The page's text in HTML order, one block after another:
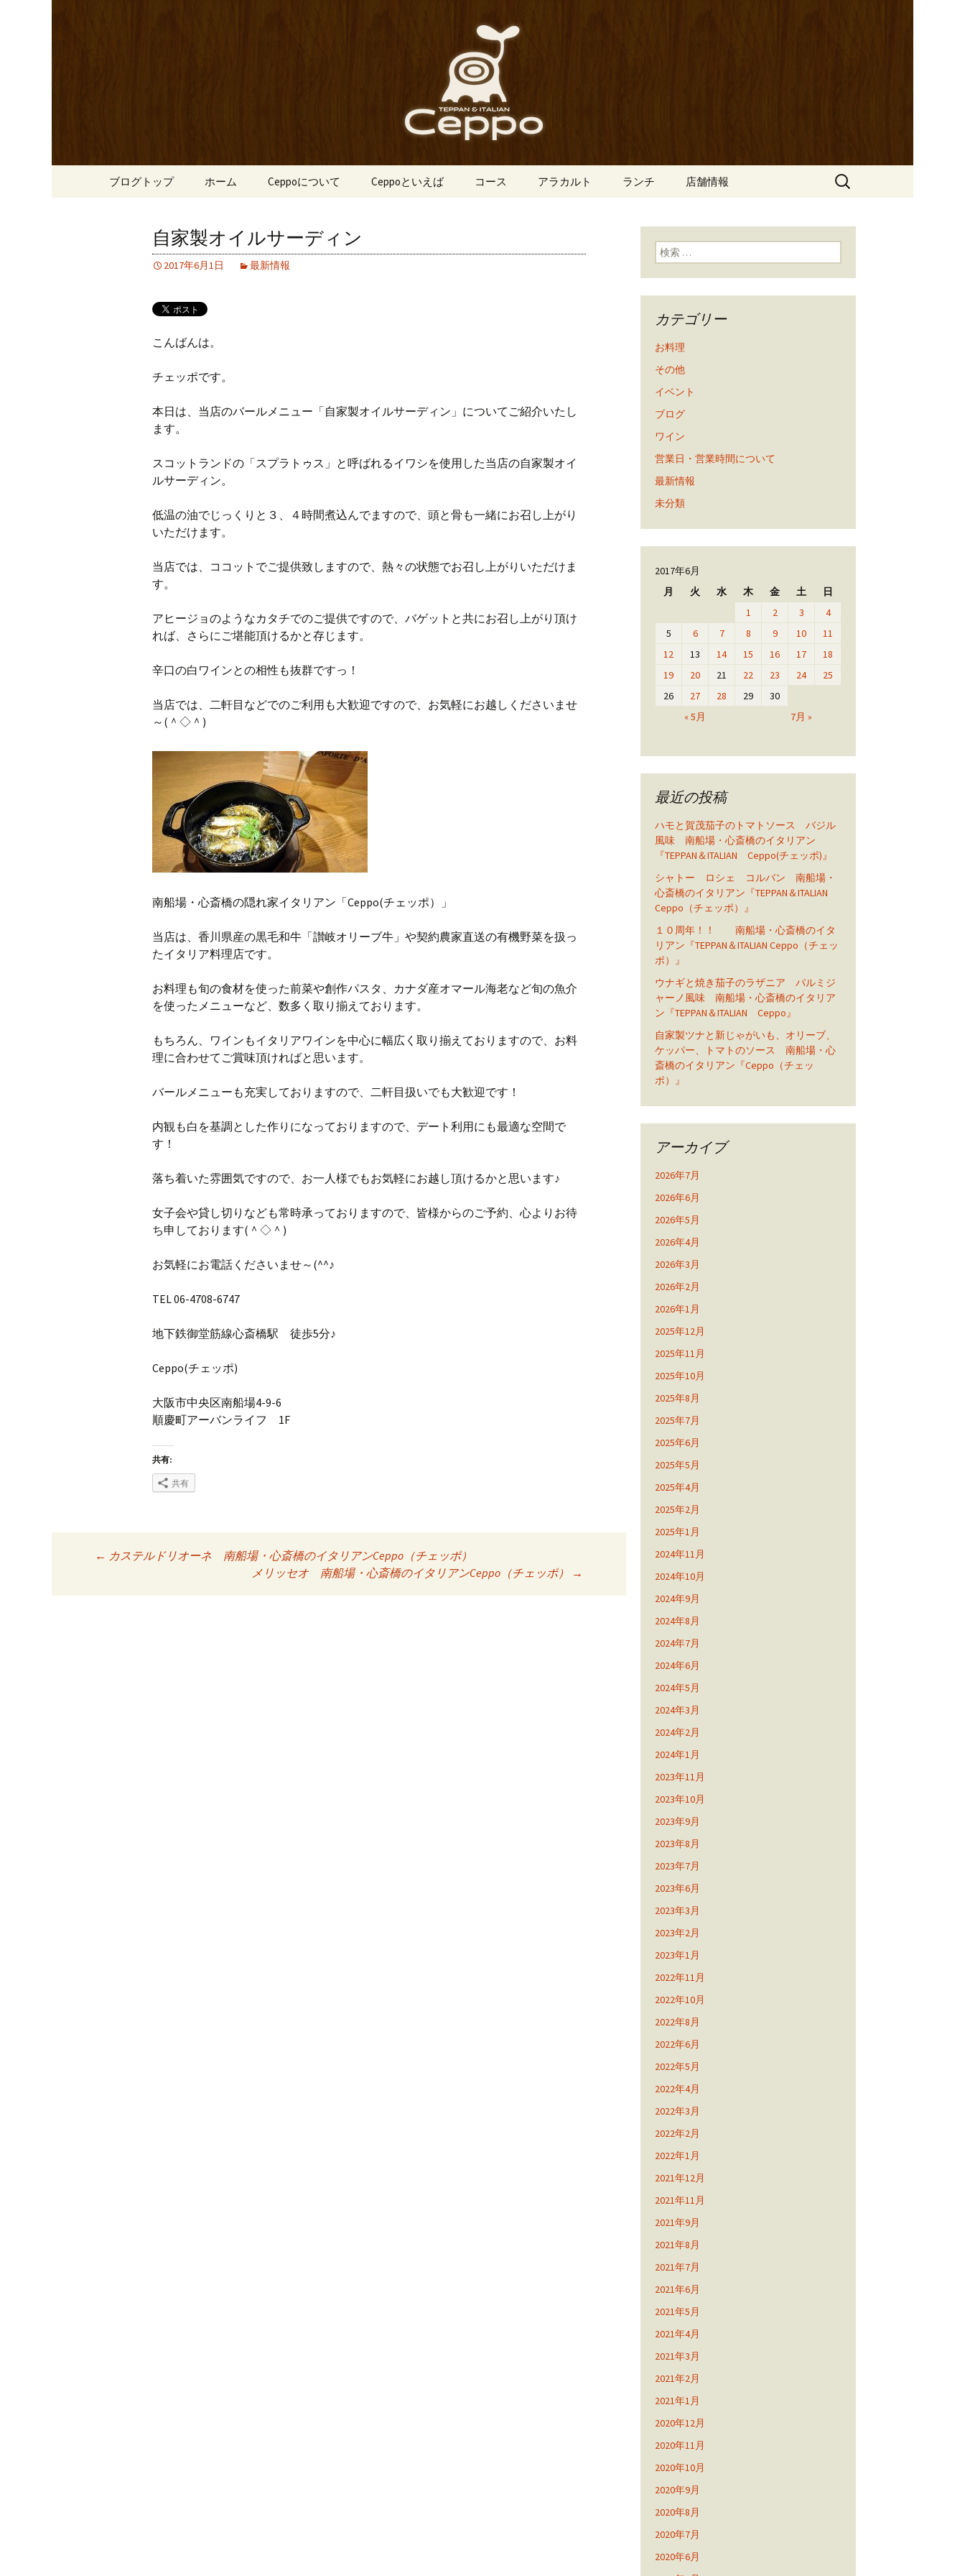
南船場・心斎橋のイタリアン
「Ceppo（チェッポ）」の公式ブログ
リーブ牛のステーキのほか、バルメニューも豊富にご用意。デートにも一人飲みのお客様にもぴった
コンテンツへ移動
ブログトップ ホーム Ceppoについて Ceppoといえば コース アラカルト ランチ 店舗情報
検
自家製オイルサーディン
2017年6月1日 最新情報
こんばんは。
チェッポです。
本日は、当店のバールメニュー「自家製オイルサーディン」についてご紹介いたし
ます。
スコットランドの「スプラトゥス」と呼ばれるイワシを使用した当店の自家製オイ
ルサーディン。
低温の油でじっくりと３、４時間煮込んでますので、頭と骨も一緒にお召し上がり
いただけます。
当店では、ココットでご提供致しますので、熱々の状態でお召し上がりいただけま
す。
アヒージョのようなカタチでのご提供ですので、バゲットと共にお召し上がり頂け
れば、さらにご堪能頂けるかと存じます。
辛口の白ワインとの相性も抜群ですっ！
当店では、二軒目などでのご利用も大歓迎ですので、お気軽にお越しくださいませ
～(＾◇＾)
南船場・心斎橋の隠れ家イタリアン「Ceppo(チェッポ）」
当店は、香川県産の黒毛和牛「讃岐オリーブ牛」や契約農家直送の有機野菜を扱っ
たイタリア料理店です。
お料理も旬の食材を使った前菜や創作パスタ、カナダ産オマール海老など旬の魚介
を使ったメニューなど、数多く取り揃えております。
もちろん、ワインもイタリアワインを中心に幅広く取り揃えておりますので、お料
理に合わせてご賞味頂ければと思います。
バールメニューも充実しておりますので、二軒目扱いでも大歓迎です！
内観も白を基調とした作りになっておりますので、デート利用にも最適な空間で
す！
落ち着いた雰囲気ですので、お一人様でもお気軽にお越し頂けるかと思います♪
女子会や貸し切りなども常時承っておりますので、皆様からのご予約、心よりお待
ち申しております(＾◇＾)
お気軽にお電話くださいませ～(^^♪
TEL 06-4708-6747
地下鉄御堂筋線心斎橋駅 徒歩5分♪
Ceppo(チェッポ)
大阪市中央区南船場4-9-6
順慶町アーバンライフ 1F
共有:
共有
投稿ナビゲーション
← カステルドリオーネ 南船場・心斎橋のイタリアンCeppo（チェッポ）
メリッセオ 南船場・心斎橋のイタリアンCeppo（チェッポ）
→
検索:
カテゴリー
お料理
その他
イベント
ブログ
ワイン
営業日・営業時間について
最新情報
未分類
2017年6月
月
火 水 木 金 土 日
« 5月 7月 »
1 2 3
4
5
6 7 8 9 10
11
12
13 14 15 16 17
18
19
20 21 22 23 24
25
26
27 28 29 30
最近の投稿
ハモと賀茂茄子のトマトソース バジル
風味 南船場・心斎橋のイタリアン
『TEPPAN＆ITALIAN Ceppo(チェッポ)』
シャトー ロシェ コルバン 南船場・
心斎橋のイタリアン『TEPPAN＆ITALIAN
Ceppo（チェッポ）』
１０周年！！ 南船場・心斎橋のイタ
リアン『TEPPAN＆ITALIAN Ceppo（チェッ
ポ）』
ウナギと焼き茄子のラザニア パルミジ
ャーノ風味 南船場・心斎橋のイタリア
ン『TEPPAN＆ITALIAN Ceppo』
自家製ツナと新じゃがいも、オリーブ、
ケッパー、トマトのソース 南船場・心
斎橋のイタリアン『Ceppo（チェッ
ポ）』
アーカイブ
2026年7月
2026年6月
2026年5月
2026年4月
2026年3月
2026年2月
2026年1月
2025年12月
2025年11月
2025年10月
2025年8月
2025年7月
2025年6月
2025年5月
2025年4月
2025年2月
2025年1月
2024年11月
2024年10月
2024年9月
2024年8月
2024年7月
2024年6月
2024年5月
2024年3月
2024年2月
2024年1月
2023年11月
2023年10月
2023年9月
2023年8月
2023年7月
2023年6月
2023年3月
2023年2月
2023年1月
2022年11月
2022年10月
2022年8月
2022年6月
2022年5月
2022年4月
2022年3月
2022年2月
2022年1月
2021年12月
2021年11月
2021年9月
2021年8月
2021年7月
2021年6月
2021年5月
2021年4月
2021年3月
2021年2月
2021年1月
2020年12月
2020年11月
2020年10月
2020年9月
2020年8月
2020年7月
2020年6月